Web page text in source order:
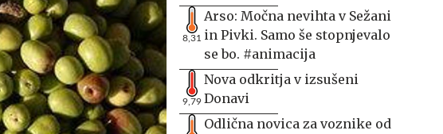
8,31
Arso: Močna nevihta v Sežani
in Pivki. Samo še stopnjevalo
se bo. #animacija
9,79
Nova odkritja v izsušeni
Donavi
Odlična novica za voznike od